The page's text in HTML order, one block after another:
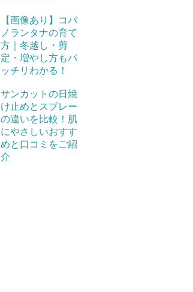
【画像あり】コバ
ノランタナの育て
方｜冬越し・剪
定・増やし方もバ
ッチリわかる！
サンカットの日焼
け止めとスプレー
の違いを比較！肌
にやさしいおすす
めと口コミをご紹
介